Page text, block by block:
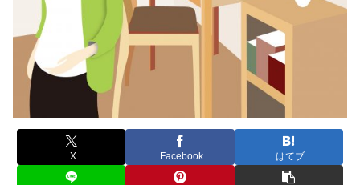
X Facebook はてブ